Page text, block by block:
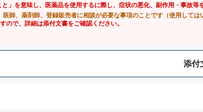
と」を意味し、医薬品を使用するに際し、症状の悪化、副作用・事故
医師、薬剤師、登録販売者に相談が必要な事項のことです（使用して
で、詳細は添付文書をご確認ください。
添付